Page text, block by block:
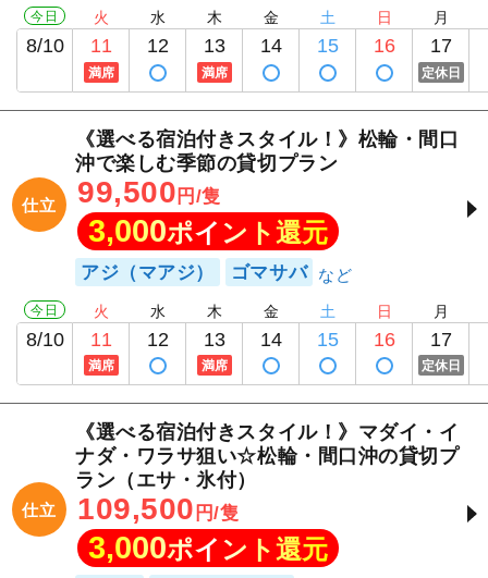
今日
8/10
火
11
満席
水
12
木
13
満席
金
14
土
15
日
16
月
17
定休日
仕立
《選べる宿泊付きスタイル！》松輪・間口
沖で楽しむ季節の貸切プラン
99,500 円/隻
3,000ポイント還元
アジ（マアジ） ゴマサバ
今日
8/10
火
11
満席
水
12
木
13
満席
金
14
土
15
日
16
月
17
定休日
仕立
《選べる宿泊付きスタイル！》マダイ・イ
ナダ・ワラサ狙い☆松輪・間口沖の貸切プ
ラン（エサ・氷付）
109,500 円/隻
3,000ポイント還元